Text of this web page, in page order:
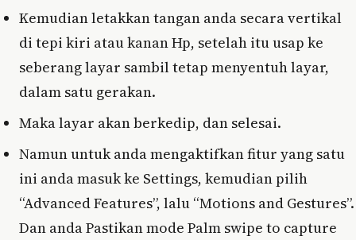
Kemudian letakkan tangan anda secara vertikal
di tepi kiri atau kanan Hp, setelah itu usap ke
seberang layar sambil tetap menyentuh layar,
dalam satu gerakan.
Maka layar akan berkedip, dan selesai.
Namun untuk anda mengaktifkan fitur yang satu
ini anda masuk ke Settings, kemudian pilih
“Advanced Features”, lalu “Motions and Gestures”.
Dan anda Pastikan mode Palm swipe to capture